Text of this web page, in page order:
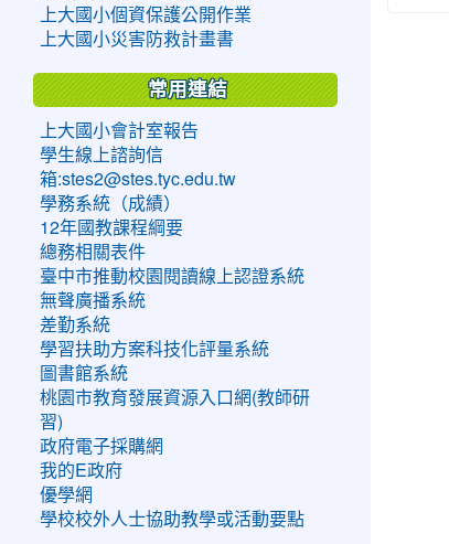
上大國小個資保護公開作業
上大國小災害防救計畫書
常用連結
上大國小會計室報告
學生線上諮詢信
箱:stes2@stes.tyc.edu.tw
學務系統（成績）
12年國教課程綱要
總務相關表件
臺中市推動校園閱讀線上認證系統
無聲廣播系統
差勤系統
學習扶助方案科技化評量系統
圖書館系統
桃園市教育發展資源入口網(教師研
習)
政府電子採購網
我的E政府
優學網
學校校外人士協助教學或活動要點